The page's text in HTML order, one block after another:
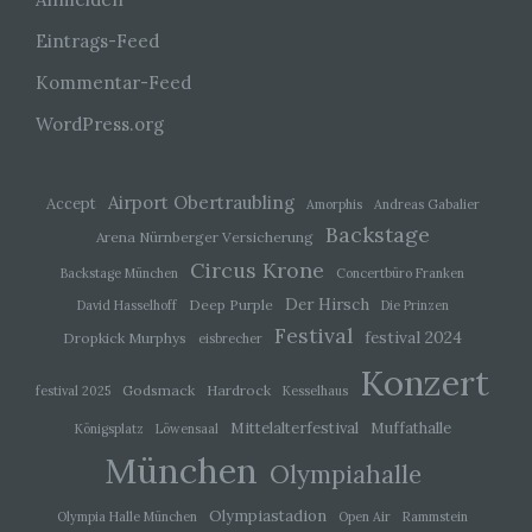
Eintrags-Feed
Kommentar-Feed
WordPress.org
Accept Airport Obertraubling Amorphis Andreas Gabalier
Arena Nürnberger Versicherung Backstage
Backstage München Circus Krone
Concertbüro Franken
David Hasselhoff
Deep Purple Der Hirsch Die Prinzen
Dropkick Murphys eisbrecher Festival festival 2024
festival 2025 Godsmack Hardrock Kesselhaus Konzert
Königsplatz Löwensaal Mittelalterfestival Muffathalle
München Olympiahalle
Olympia Halle München Olympiastadion Open Air Rammstein
Grundverordnung, sonstiger in den Mitgliedstaaten der
und anderer Bestimmungen mit
90491 Nürnberg
Deutschland
01777102175
E-Mail: info@livesound-magazine.com
Cookies / SessionStorage / LocalStorage
Cookies, LocalStorage und SessionStorage. Dies dient
dazu, unser Angebot nutzerfreundlicher, effektiver und
sicherer zu machen. Local Storage und
SessionStorage ist eine Technologie, mit welcher ihr